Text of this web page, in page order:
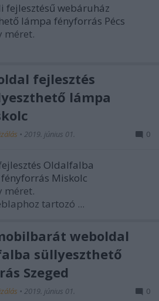
fejlesztésű webáruház
lámpa fényforrás Pécs
méret.
fejlesztés‎
lámpa
• 2019. június 01. 0
Oldalfalba
Miskolc
méret.
tartozó ...
weboldal
süllyeszthető
Szeged
• 2019. június 01. 0